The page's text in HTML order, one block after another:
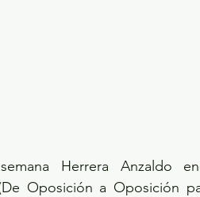
Herrera Anzaldo
Oposición a Oposición